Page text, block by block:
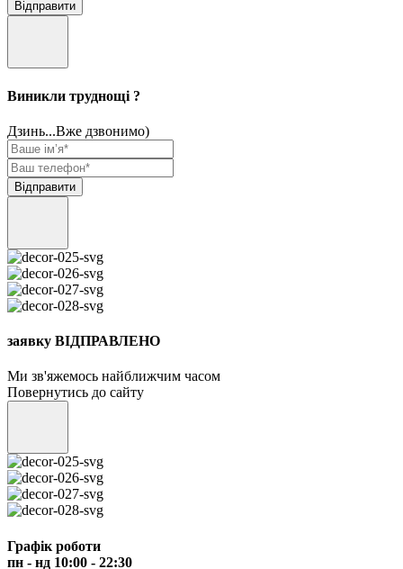
Виникли труднощі ?
Дзинь...Вже дзвонимо)
заявку ВІДПРАВЛЕНО
Ми зв'яжемось найближчим часом
Повернутись до сайту
Графік роботи
пн - нд 10:00 - 22:30